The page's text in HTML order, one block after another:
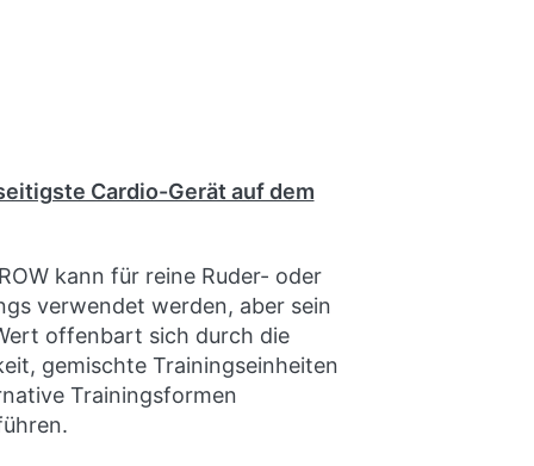
Cardio-Gerät auf dem
kann für reine Ruder- oder
verwendet werden, aber sein
offenbart sich durch die
gemischte Trainingseinheiten
Trainingsformen